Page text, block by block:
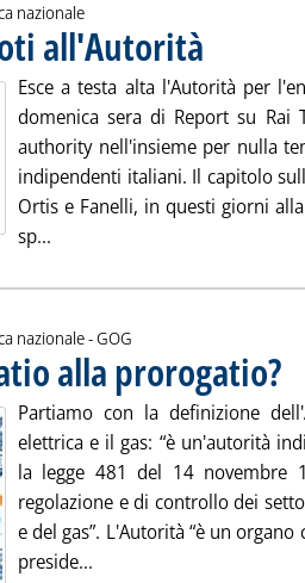
nazionale
all'Autorità
Esce a testa alta l'Autorità per
domenica sera di Report su Rai
authority nell'insieme per nulla
indipendenti italiani. Il capitolo
Ortis e Fanelli, in questi giorni
sp...
nazionale -di:
GOG
alla prorogatio?.
Partiamo con la definizione
elettrica e il gas: “è un'autorità
la legge 481 del 14 novembre
regolazione e di controllo dei
e del gas”. L'Autorità “è un
preside...